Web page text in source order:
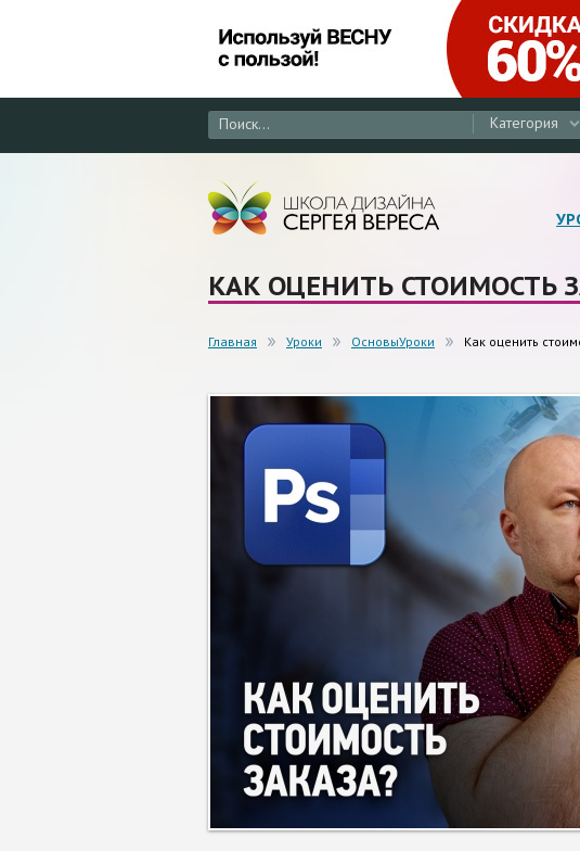
Категория
КАК ОЦЕНИТЬ СТОИМОСТЬ
Главная Уроки ОсновыУроки Как оценить